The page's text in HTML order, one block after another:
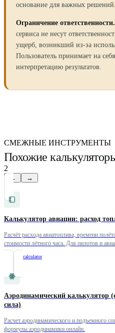
основание для важных решений.
Ограничение ответственности.
сервиса не несут
ущерб, возникший из-за
Пользователь принимает на
интерпретацию результатов.
СМЕЖНЫЕ ИНСТРУМЕНТЫ
Похожие
2
← →
Калькулятор авиации: расход
Расчёт расхода авиатоплива, времени
стоимости лётного часа. Для пилотов и
aviation-calculator
Аэродинамический калькулятор
сила)
Расчет аэродинамического и подъемного
формулы аэродинамики онлайн.